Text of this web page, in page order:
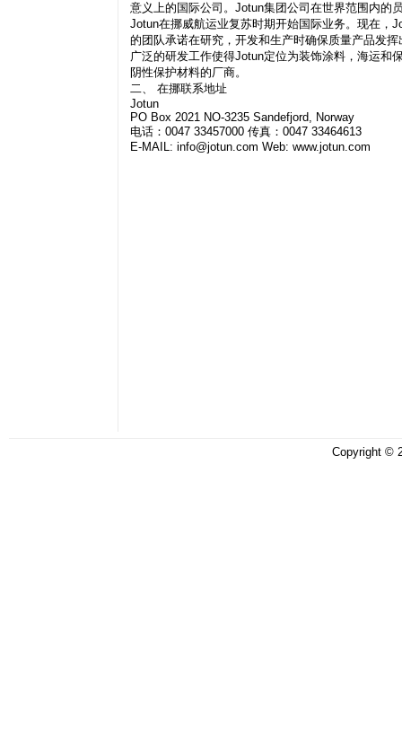
意义上的国际公司。Jotun集团公司在世界范围内的
Jotun在挪威航运业复苏时期开始国际业务。现在，
的团队承诺在研究，开发和生产时确保质量产品发
广泛的研发工作使得Jotun定位为装饰涂料，海运和
阴性保护材料的厂商。
二、 在挪联系地址
Jotun
PO Box 2021 NO-3235 Sandefjord, Norway
电话：0047 33457000 传真：0047 33464613
E-MAIL: info@jotun.com Web: www.jotun.com
Copyright ©